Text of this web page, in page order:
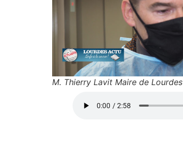
M. Thierry Lavit Maire de Lourdes